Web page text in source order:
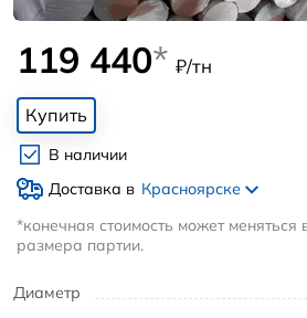
Диаметр
119 440* ₽/тн
Купить
В наличии
Доставка в Красноярске
*конечная стоимость может меняться
размера партии.